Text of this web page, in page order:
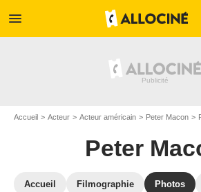
menu
Accueil Acteur Acteur américain Peter Macon
Peter
Accueil Filmographie Photos